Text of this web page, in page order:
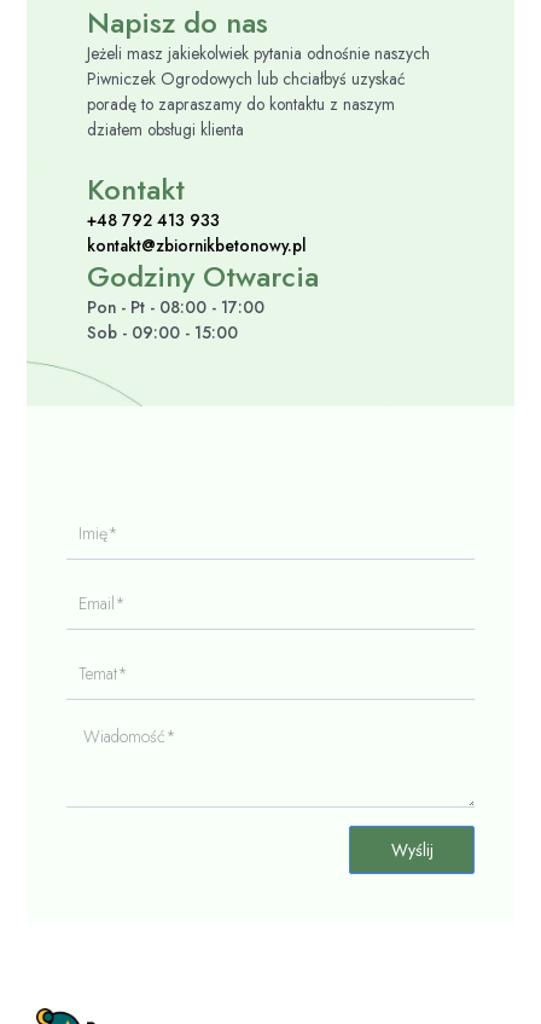
Napisz do nas
Jeżeli masz jakiekolwiek pytania odnośnie naszych
Piwniczek Ogrodowych lub chciałbyś uzyskać
poradę to zapraszamy do kontaktu z naszym
działem obsługi klienta
Kontakt
+48 792 413 933
kontakt@zbiornikbetonowy.pl
Godziny Otwarcia
Pon - Pt - 08:00 - 17:00
Sob - 09:00 - 15:00
Email*
Wiadomość*
Wyślij